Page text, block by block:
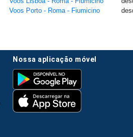
Voos Porto - Roma - Fiumicino
nossa aplicação móvel